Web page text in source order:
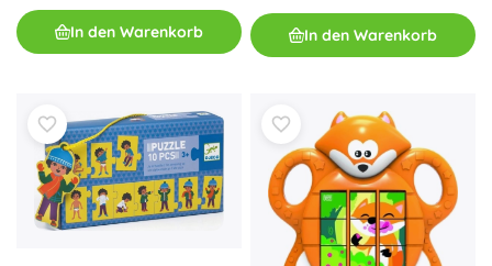
In den Warenkorb In den Warenkorb